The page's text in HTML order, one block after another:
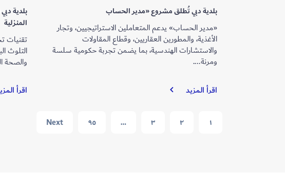
بلدية دبي تُطلق مشروع «مدير الحساب
«مدير الحساب» يدعم المتعاملين الاستراتيجيين، وتجار
الأغذية، والمطورين العقاريين، وقطاع المقاولات
والاستشارات الهندسية، بما يضمن تجربة حكومية سلسة
ومرنة....
اقرأ المزيد
بلدية
مشروع
بلدية
المنزلية
تقنيات
التلوث
والصحة
اقرأ
Navigation
١ ٢ ٣ … ٩٥ Next